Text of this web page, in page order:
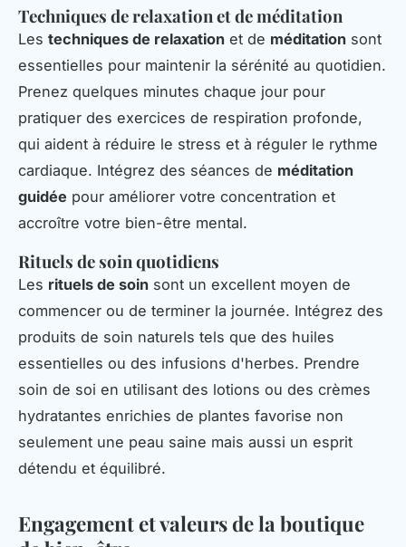
Techniques de relaxation et de méditation
Les techniques de relaxation et de méditation sont
essentielles pour maintenir la sérénité au quotidien.
Prenez quelques minutes chaque jour pour
pratiquer des exercices de respiration profonde,
qui aident à réduire le stress et à réguler le rythme
cardiaque. Intégrez des séances de méditation
guidée pour améliorer votre concentration et
accroître votre bien-être mental.
Rituels de soin quotidiens
Les rituels de soin sont un excellent moyen de
commencer ou de terminer la journée. Intégrez des
produits de soin naturels tels que des huiles
essentielles ou des infusions d'herbes. Prendre
soin de soi en utilisant des lotions ou des crèmes
hydratantes enrichies de plantes favorise non
seulement une peau saine mais aussi un esprit
détendu et équilibré.
Engagement et valeurs de la boutique